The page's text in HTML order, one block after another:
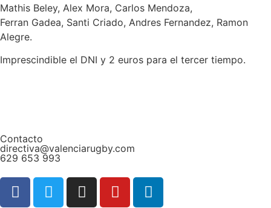
Mathis Beley, Alex Mora, Carlos Mendoza,
Ferran Gadea, Santi Criado, Andres Fernandez, Ramon
Alegre.
Imprescindible el DNI y 2 euros para el tercer tiempo.
Contacto
directiva@valenciarugby.com
629 653 993